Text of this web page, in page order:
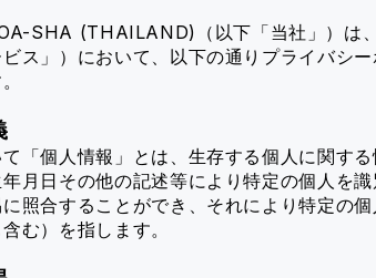
SHA (THAILAND)（以下「当社」） は
ス」）において、以下の通りプライバシ
「個人情報」とは、生存する個人に関す
月日その他の記述等により特定の個人を
に照合することができ、それにより特定の
む）を指します。